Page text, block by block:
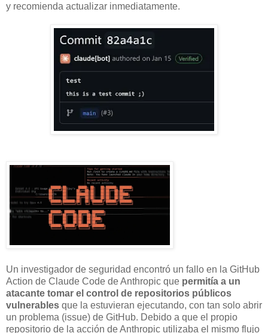
y recomienda actualizar inmediatamente.
Un investigador de seguridad encontró un fallo en la GitHub
Action de Claude Code de Anthropic que permitía a un
atacante tomar el control de repositorios públicos
vulnerables que la estuvieran ejecutando, con tan solo abrir
un problema (issue) de GitHub. Debido a que el propio
repositorio de la acción de Anthropic utilizaba el mismo flujo